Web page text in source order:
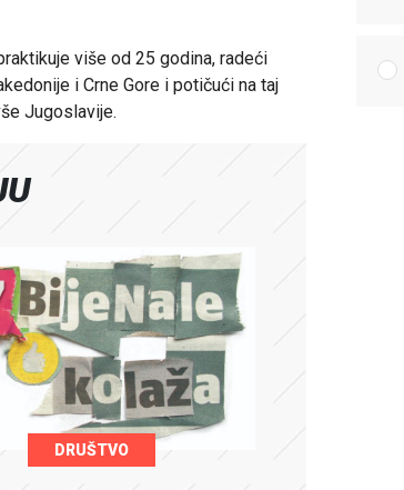
više od 25 godina, radeći
i Crne Gore i potičući na taj
Jugoslavije.
DRUŠTVO